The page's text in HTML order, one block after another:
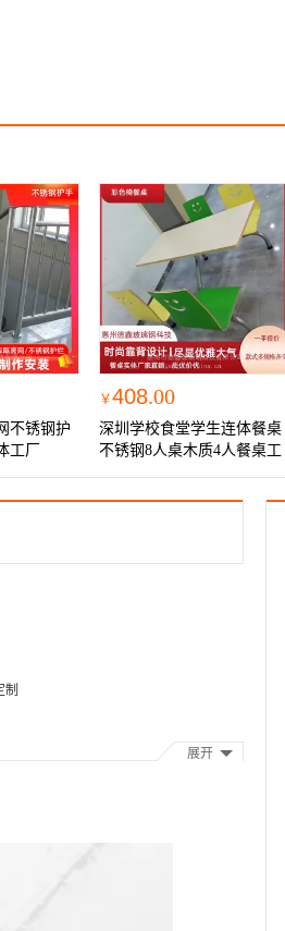
不锈钢护
工厂
￥408.00
深圳学校食堂学生连体餐桌
不锈钢8人桌木质4人餐桌工
制
展开